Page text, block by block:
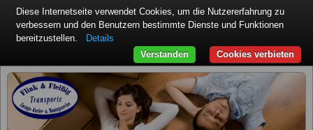
Diese Internetseite verwendet Cookies, um die Nutzererfahrung zu
verbessern und den Benutzern bestimmte Dienste und Funktionen
bereitzustellen.
Details
Cookies verbieten
Verstanden